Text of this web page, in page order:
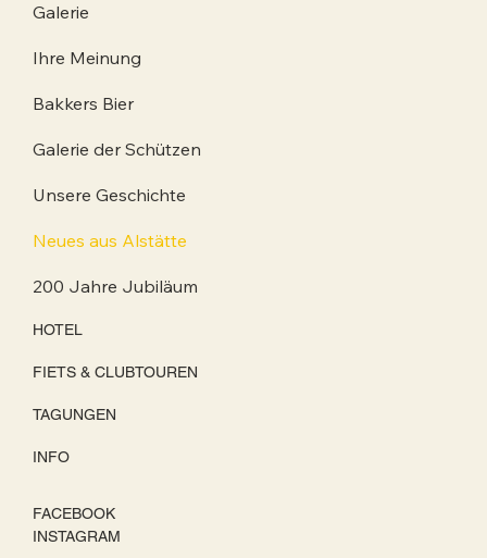
Galerie
Ihre Meinung
Bakkers Bier
Galerie der Schützen
Unsere Geschichte
Neues aus Alstätte
200 Jahre Jubiläum
HOTEL
FIETS & CLUBTOUREN
TAGUNGEN
INFO
FACEBOOK
INSTAGRAM